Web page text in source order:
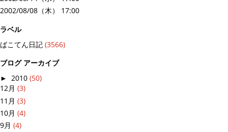
2002/08/08（木） 17:00
ラベル
ばこてん日記 (3566)
ブログ アーカイブ
► 2010 (50)
12月 (3)
11月 (3)
10月 (4)
9月 (4)